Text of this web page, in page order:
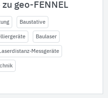
geo-FENNEL
Baustative
Baulaser
Laserdistanz-Messgeräte